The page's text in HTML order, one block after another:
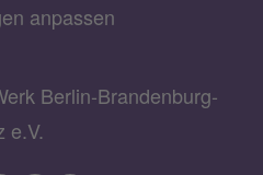
anpassen
Berlin-Brandenburg-
e.V.